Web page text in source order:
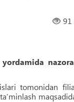
91
tomonidan